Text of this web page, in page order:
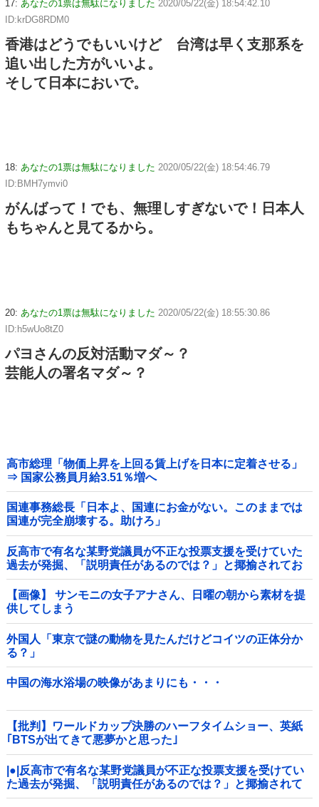
17: あなたの1票は無駄になりました 2020/05/22(金) 18:54:42.10
ID:krDG8RDM0
香港はどうでもいいけど 台湾は早く支那系を
追い出した方がいいよ。
そして日本においで。
18: あなたの1票は無駄になりました 2020/05/22(金) 18:54:46.79
ID:BMH7ymvi0
がんばって！でも、無理しすぎないで！日本人
もちゃんと見てるから。
20: あなたの1票は無駄になりました 2020/05/22(金) 18:55:30.86
ID:h5wUo8tZ0
パヨさんの反対活動マダ～？
芸能人の署名マダ～？
高市総理「物価上昇を上回る賃上げを日本に定着させる」
⇒ 国家公務員月給3.51％増へ
国連事務総長「日本よ、国連にお金がない。このままでは
国連が完全崩壊する。助けろ」
反高市で有名な某野党議員が不正な投票支援を受けていた
過去が発掘、「説明責任があるのでは？」と揶揄されてお
り……他
【画像】 サンモニの女子アナさん、日曜の朝から素材を提
供してしまう
外国人「東京で謎の動物を見たんだけどコイツの正体分か
る？」
中国の海水浴場の映像があまりにも・・・
【批判】ワールドカップ決勝のハーフタイムショー、英紙
｢BTSが出てきて悪夢かと思った｣
|●|反高市で有名な某野党議員が不正な投票支援を受けてい
た過去が発掘、「説明責任があるのでは？」と揶揄されて
おり……